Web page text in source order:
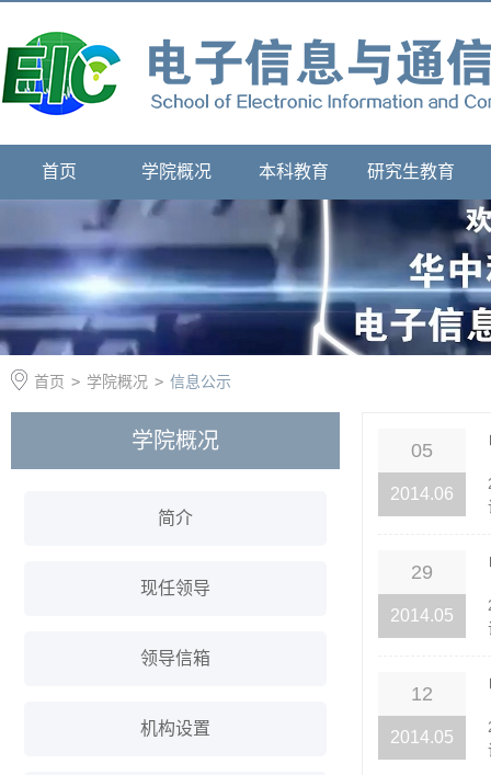
首页 学院概况 本科教育 研究生教育
首页 > 学院概况 > 信息公示
学院概况
简介
现任领导
领导信箱
机构设置
05
2014.06
29
2014.05
12
2014.05